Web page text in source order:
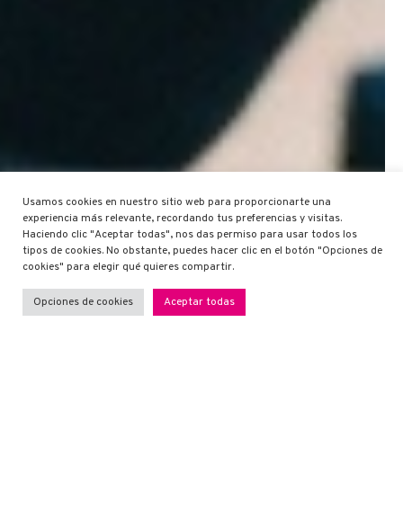
Usamos cookies en nuestro sitio web para proporcionarte una
experiencia más relevante, recordando tus preferencias y visitas.
Haciendo clic "Aceptar todas", nos das permiso para usar todos los
tipos de cookies. No obstante, puedes hacer clic en el botón "Opciones de
cookies" para elegir qué quieres compartir.
Opciones de cookies Aceptar todas